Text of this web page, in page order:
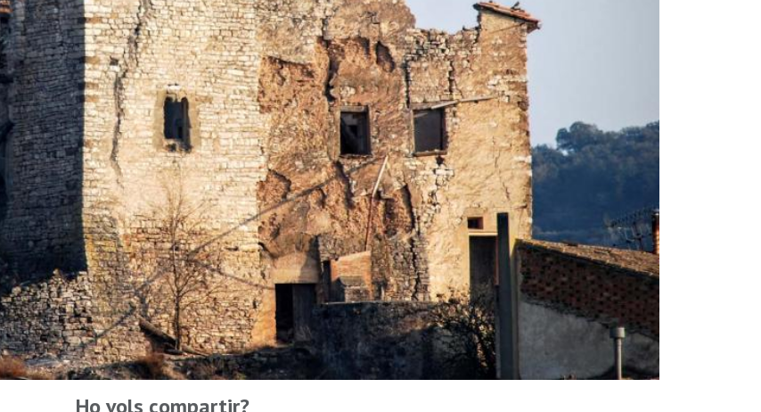
Ho vols compartir?